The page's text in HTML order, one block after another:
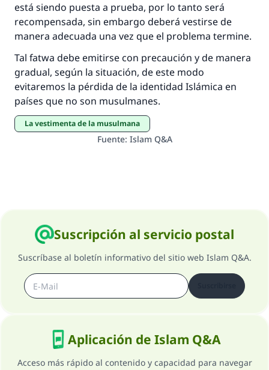
está siendo puesta a prueba, por lo tanto será
recompensada, sin embargo deberá vestirse de
manera adecuada una vez que el problema termine.
Tal fatwa debe emitirse con precaución y de manera
gradual, según la situación, de este modo
evitaremos la pérdida de la identidad Islámica en
países que no son musulmanes.
La vestimenta de la musulmana
Fuente: Islam Q&A
Suscripción al servicio postal
Suscríbase al boletín informativo del sitio web Islam Q&A.
Aplicación de Islam Q&A
Acceso más rápido al contenido y capacidad para navegar